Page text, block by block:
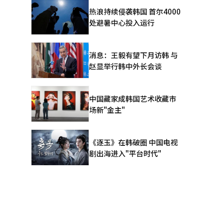
营业，
热浪持续侵袭韩国 首尔4000
处避暑中心投入运行
消息：王毅有望下月访韩 与
赵显举行韩中外长会谈
中国藏家成韩国艺术收藏市
场新"金主"
《逐玉》在韩破圈 中国电视
剧出海进入"平台时代"